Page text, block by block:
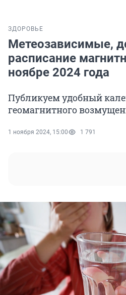
ЗДОРОВЬЕ
Метеозависимые,
расписание
ноябре 2024 года
Публикуем удобный
геомагнитного
1 ноября 2024, 15:00 1 791